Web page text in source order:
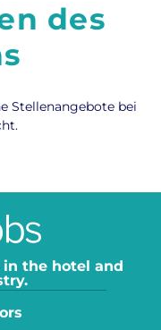
des
Stellenangebote bei
in the hotel and